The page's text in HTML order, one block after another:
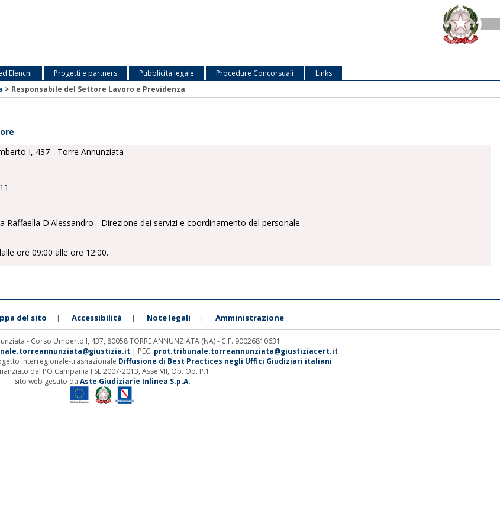
Elenchi Progetti e partners Pubblicità legale Procedure Concorsuali
Links
> Responsabile del Settore Lavoro e Previdenza
I, 437 - Torre Annunziata
Raffaella D'Alessandro - Direzione dei servizi e coordinamento del personale
ore 09:00 alle ore 12:00.
del sito | Accessibilità | Note legali | Amministrazione
- Corso Umberto I, 437, 80058 TORRE ANNUNZIATA (NA) - C.F. 90026810631
| PEC: prot.tribunale.torreannunziata@giustiziacert.it
Interregionale-trasnazionale Diffusione di Best Practices negli Uffici Giudiziari italiani
dal PO Campania FSE 2007-2013, Asse VII, Ob. Op. P.1
Sito web gestito da Aste Giudiziarie Inlinea S.p.A.